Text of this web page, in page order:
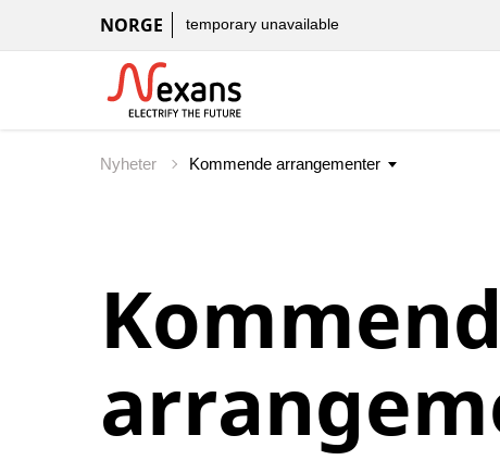
NORGE temporary unavailable
Nyheter